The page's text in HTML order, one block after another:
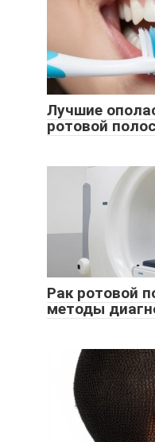
Лучшие
ротовой
Рак ротовой
методы